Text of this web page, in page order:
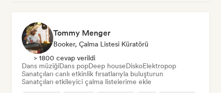
Tommy Menger
Booker, Çalma Listesi Küratörü
> 1800 cevap verildi
Dans müziğiDans popDeep houseDiskoElektropop
Sanatçıları canlı etkinlik fırsatlarıyla buluşturun
Sanatçıları etkileyici çalma listelerime ekle